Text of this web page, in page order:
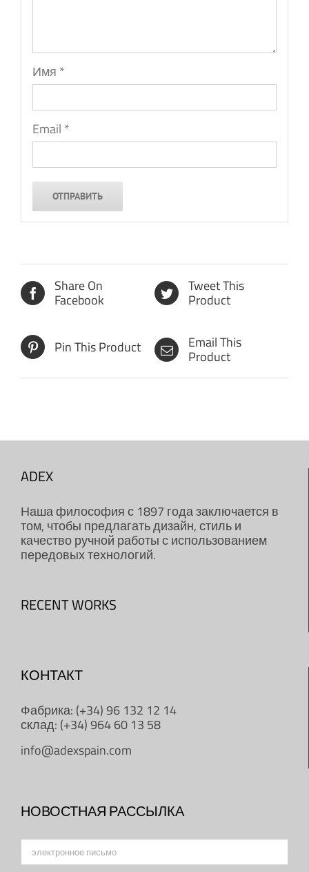
Имя *
Email *
Share On
Facebook
Tweet This
Product
Pin This Product Email This
Product
ADEX
Наша философия с 1897 года заключается в
том, чтобы предлагать дизайн, стиль и
качество ручной работы с использованием
передовых технологий.
RECENT WORKS
КОНТАКТ
Фабрика: (+34) 96 132 12 14
склад: (+34) 964 60 13 58
info@adexspain.com
НОВОСТНАЯ РАССЫЛКА